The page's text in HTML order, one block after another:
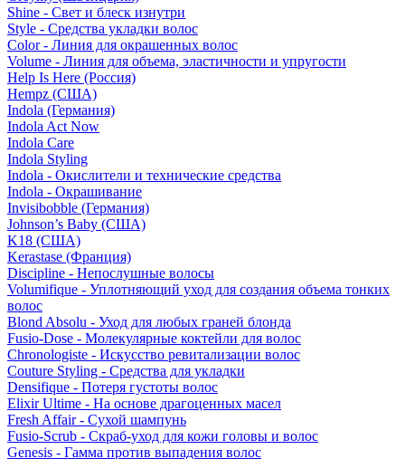
Shine - Свет и блеск изнутри
Style - Средства укладки волос
Color - Линия для окрашенных волос
Volume - Линия для объема, эластичности и упругости
Help Is Here (Россия)
Hempz (США)
Indola (Германия)
Indola Act Now
Indola Care
Indola Styling
Indola - Окислители и технические средства
Indola - Окрашивание
Invisibobble (Германия)
Johnson’s Baby (США)
K18 (США)
Kerastase (Франция)
Discipline - Непослушные волосы
Volumifique - Уплотняющий уход для создания объема тонких
волос
Blond Absolu - Уход для любых граней блонда
Fusio-Dose - Молекулярные коктейли для волос
Chronologiste - Искусство ревитализации волос
Couture Styling - Средства для укладки
Densifique - Потеря густоты волос
Elixir Ultime - На основе драгоценных масел
Fresh Affair - Сухой шампунь
Fusio-Scrub - Скраб-уход для кожи головы и волос
Genesis - Гамма против выпадения волос